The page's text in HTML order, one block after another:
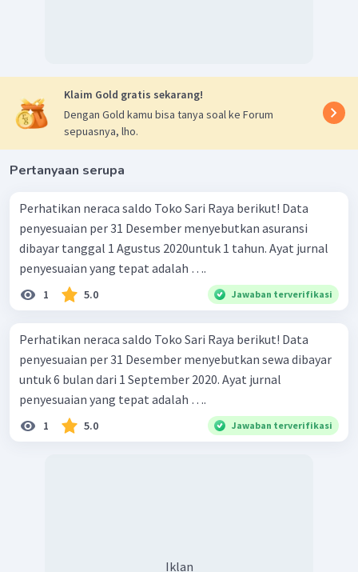
Klaim Gold gratis sekarang!
Dengan Gold kamu bisa tanya soal ke Forum
sepuasnya, lho.
Pertanyaan serupa
Perhatikan neraca saldo Toko Sari Raya berikut! Data
penyesuaian per 31 Desember menyebutkan asuransi
dibayar tanggal 1 Agustus 2020untuk 1 tahun. Ayat jurnal
penyesuaian yang tepat adalah ….
1 5.0 Jawaban terverifikasi
Perhatikan neraca saldo Toko Sari Raya berikut! Data
penyesuaian per 31 Desember menyebutkan sewa dibayar
untuk 6 bulan dari 1 September 2020. Ayat jurnal
penyesuaian yang tepat adalah ….
1 5.0 Jawaban terverifikasi
Iklan